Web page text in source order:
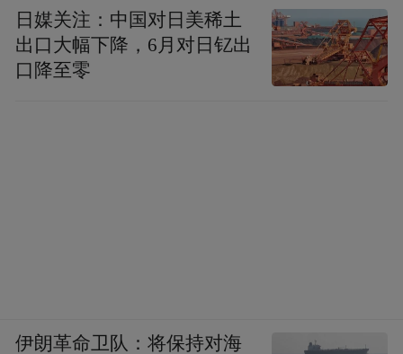
“特别声明：以上作品内容(包括在内的视频、图片或音
频)为凤凰网旗下自媒体平台“大风号”用户上传并发
布，本平台仅提供信息存储空间服务。
Notice: The content above (including the videos,
日媒关注：中国对日美稀土
出口大幅下降，6月对日钇出
口降至零
伊朗革命卫队：将保持对海